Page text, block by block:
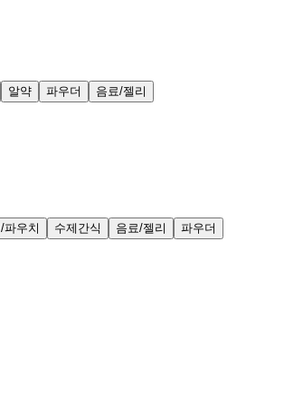
알약 파우더 음료/젤리
파우치 수제간식 음료/젤리 파우더